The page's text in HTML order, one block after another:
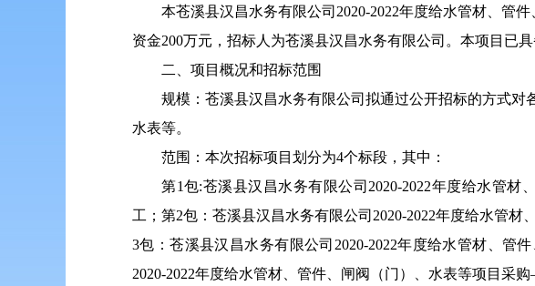
本苍溪县汉昌水务有限公司2020-2022年度给水管材、管
资金200万元，招标人为苍溪县汉昌水务有限公司。本项目已
二、项目概况和招标范围
规模：苍溪县汉昌水务有限公司拟通过公开招标的方式对
水表等。
范围：本次招标项目划分为4个标段， 其中：
第1包:苍溪县汉昌水务有限公司 2020-2022年度给水管材
工 ；第2包：苍溪县汉昌水务有限公司 2020-2022年度给水管材
3包：苍溪县汉昌水务有限公司 2020-2022年度给水管材、管
2020-2022年度给水管材、管件、闸阀（门）、水表等项目采购